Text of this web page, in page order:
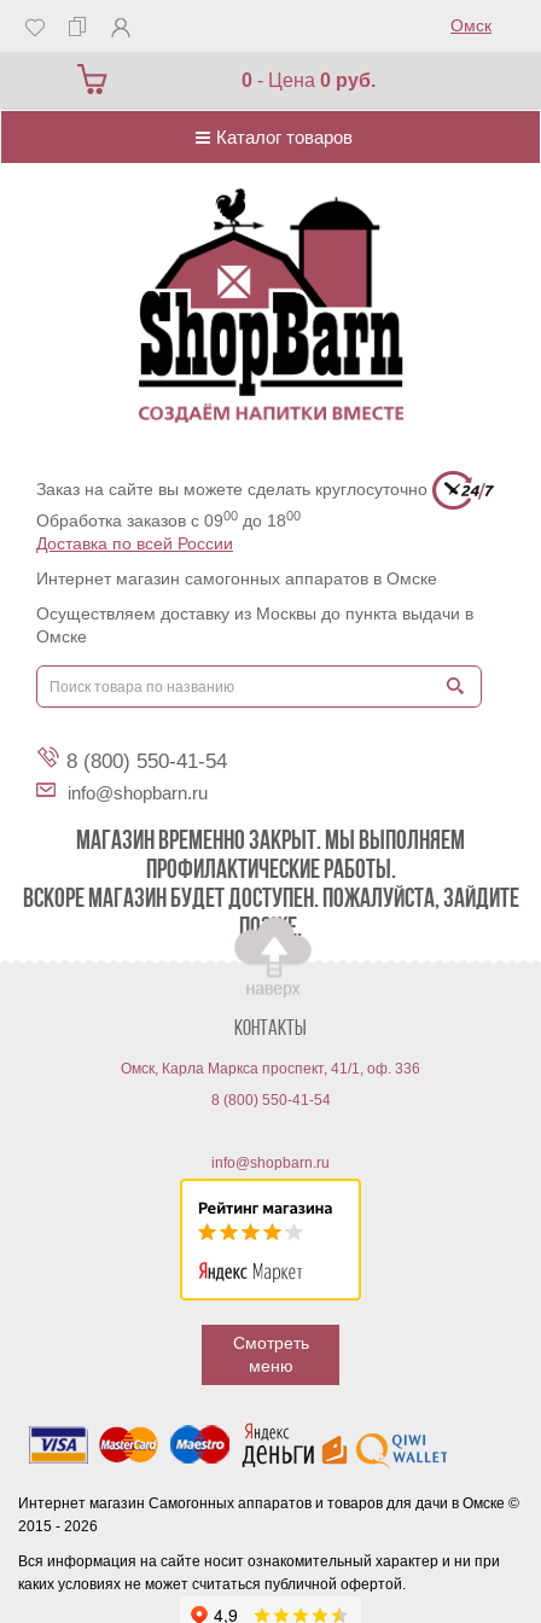
Омск
0 - Цена0 руб.
Каталог товаров
Каталог товаров
Заказ на сайте вы можете сделать круглосуточно
Обработка заказов с 0900 до 1800
Доставка по всей России
Интернет магазин самогонных аппаратов в Омске
Осуществляем доставку из Москвы до пункта выдачи в
Омске
8 (800) 550-41-54
info@shopbarn.ru
МАГАЗИН ВРЕМЕННО ЗАКРЫТ. МЫ ВЫПОЛНЯЕМ
ПРОФИЛАКТИЧЕСКИЕ РАБОТЫ.
ВСКОРЕ МАГАЗИН БУДЕТ ДОСТУПЕН. ПОЖАЛУЙСТА, ЗАЙДИТЕ
ПОЗЖЕ.
Контакты
Омск, Карла Маркса проспект, 41/1, оф. 336
8 (800) 550-41-54
info@shopbarn.ru
Смотреть
меню
Интернет магазин Самогонных аппаратов и товаров для дачи в Омске ©
2015 - 2026
Вся информация на сайте носит ознакомительный характер и ни при
каких условиях не может считаться публичной офертой.